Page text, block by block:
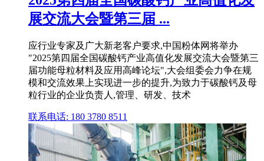
展交流大会暨第三届 ...
应行业专家及广大新老客户要求,中国粉体网将举办
"2025第四届全国碳酸钙产业高值化发展交流大会暨第三
届功能母粒材料及应用高峰论坛",大会组委会力争在规
模和交流效果上实现进一步的提升,为致力于碳酸钙及母
粒行业的企业负责人,管理、研发、技术
联系电话: 180 3780 8511